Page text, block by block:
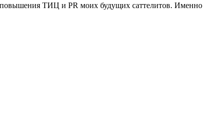
повышения ТИЦ и PR моих будущих саттелитов. Именно